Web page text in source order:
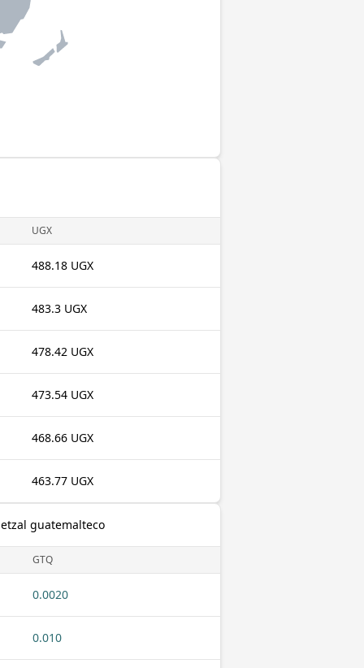
UGX
488.18 UGX
483.3 UGX
478.42 UGX
473.54 UGX
468.66 UGX
463.77 UGX
guatemalteco
GTQ
0.0020
0.010